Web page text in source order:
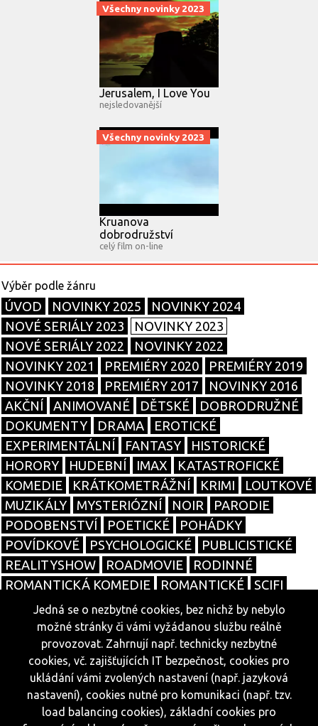
X
Všechny novinky 2023
Jerusalem, I Love You
nejsledovanější
Všechny novinky 2023
Kruanova
dobrodružství
celý film on-line
ÚVOD NOVINKY 2025
NOVINKY 2024
NOVÉ SERIÁLY 2023
NOVINKY 2023
NOVÉ SERIÁLY 2022
NOVINKY 2022
NOVINKY 2021
PREMIÉRY 2020
PREMIÉRY 2019
NOVINKY 2018
PREMIÉRY 2017
NOVINKY 2016
AKČNÍ
ANIMOVANÉ DĚTSKÉ
DOBRODRUŽNÉ
DOKUMENTY
DRAMA
EROTICKÉ
EXPERIMENTÁLNÍ
FANTASY
HISTORICKÉ
HORORY
HUDEBNÍ IMAX
KATASTROFICKÉ
KOMEDIE
KRÁTKOMETRÁŽNÍ KRIMI
LOUTKOVÉ
MUZIKÁLY
MYSTERIÓZNÍ NOIR
PARODIE
PODOBENSTVÍ
POETICKÉ
POHÁDKY
POVÍDKOVÉ
PSYCHOLOGICKÉ
PUBLICISTICKÉ
REALITYSHOW
ROADMOVIE
RODINNÉ
ROMANTICKÁ KOMEDIE
ROMANTICKÉ
SCIFI
SOUTĚŽNÍ
SPORTOVNÍ TALKSHOW
TANEČNÍ
TELENOVELY
THRILLERY
TRAGIKOMEDIE
VÁLEČNÉ
WESTERNY ŽIVOTOPISNÉ SERIÁLY
© 2026
cele-filmy.cz
Jedná se o nezbytné cookies, bez nichž by nebylo
možné stránky či vámi vyžádanou službu reálně
provozovat. Zahrnují např. technicky nezbytné
cookies, vč. zajišťujících IT bezpečnost, cookies pro
ukládání vámi zvolených nastavení (např. jazyková
nastavení), cookies nutné pro komunikaci (např. tzv.
load balancing cookies), základní cookies pro